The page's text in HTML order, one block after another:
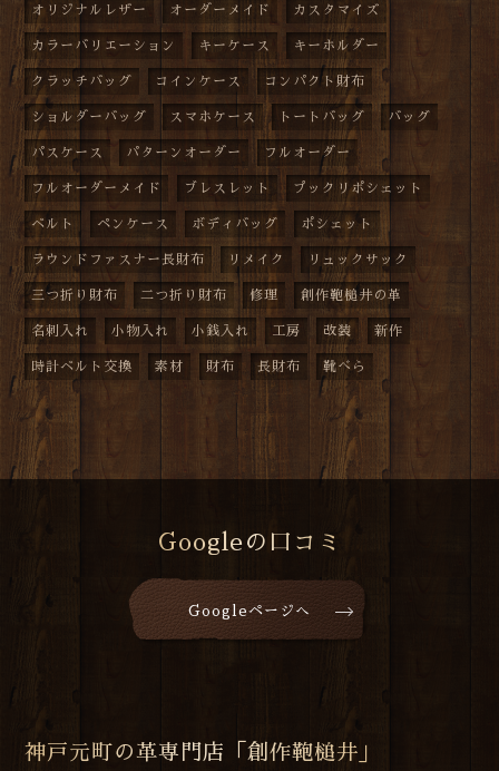
オリジナルレザー オーダーメイド カスタマイズ
カラーバリエーション キーケース キーホルダー
クラッチバッグ コインケース コンパクト財布
ショルダーバッグ スマホケース トートバッグ バッグ
パスケース パターンオーダー フルオーダー
フルオーダーメイド ブレスレット プックリポシェット
ベルト ペンケース ボディバッグ ポシェット
ラウンドファスナー長財布 リメイク リュックサック
三つ折り財布 二つ折り財布 修理 創作鞄槌井の革
名刺入れ 小物入れ 小銭入れ 工房 改装 新作
時計ベルト交換 素材 財布 長財布 靴べら
Googleの口コミ
Googleページへ
神戸元町の革専門店「創作鞄槌井」